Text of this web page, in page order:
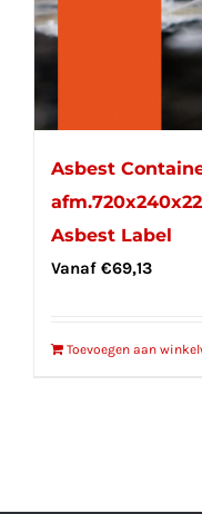
Asbest
Asbest Label
Vanaf €69,13
Toevoegen aan